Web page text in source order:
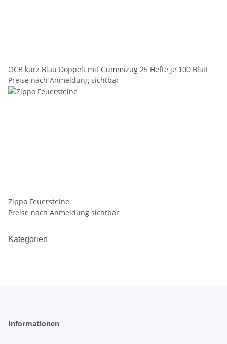
OCB kurz Blau Doppelt mit Gummizug 25 Hefte je 100 Blatt
Preise nach Anmeldung sichtbar
Zippo Feuersteine
Preise nach Anmeldung sichtbar
Kategorien
Informationen